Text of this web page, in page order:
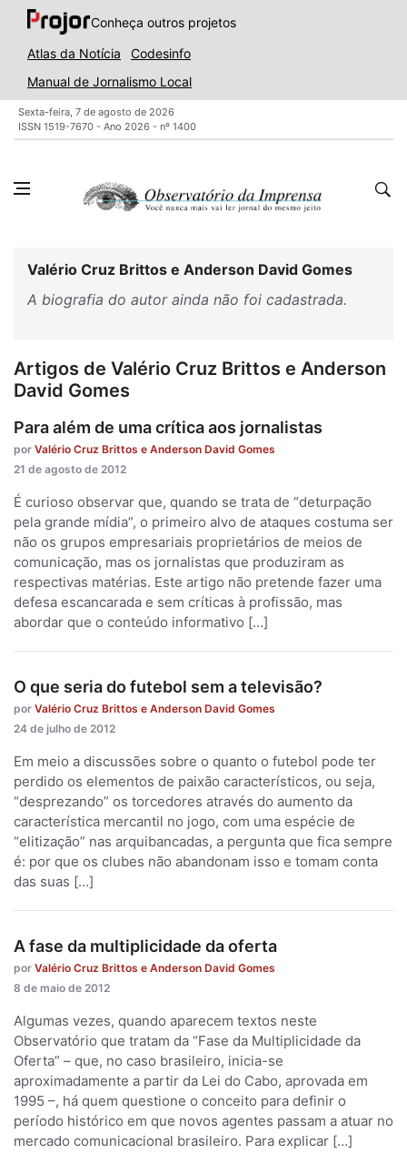
Conheça outros projetos
Atlas da Notícia
Codesinfo
Manual de Jornalismo Local
Sexta-feira, 7 de agosto de 2026
ISSN 1519-7670 - Ano 2026 - nº 1400
Valério Cruz Brittos e Anderson David Gomes
A biografia do autor ainda não foi cadastrada.
Artigos de Valério Cruz Brittos e Anderson
David Gomes
Para além de uma crítica aos jornalistas
por Valério Cruz Brittos e Anderson David Gomes
21 de agosto de 2012
É curioso observar que, quando se trata de “deturpação
pela grande mídia”, o primeiro alvo de ataques costuma ser
não os grupos empresariais proprietários de meios de
comunicação, mas os jornalistas que produziram as
respectivas matérias. Este artigo não pretende fazer uma
defesa escancarada e sem críticas à profissão, mas
abordar que o conteúdo informativo […]
O que seria do futebol sem a televisão?
por Valério Cruz Brittos e Anderson David Gomes
24 de julho de 2012
Em meio a discussões sobre o quanto o futebol pode ter
perdido os elementos de paixão característicos, ou seja,
“desprezando” os torcedores através do aumento da
característica mercantil no jogo, com uma espécie de
“elitização” nas arquibancadas, a pergunta que fica sempre
é: por que os clubes não abandonam isso e tomam conta
das suas […]
A fase da multiplicidade da oferta
por Valério Cruz Brittos e Anderson David Gomes
8 de maio de 2012
Algumas vezes, quando aparecem textos neste
Observatório que tratam da “Fase da Multiplicidade da
Oferta” – que, no caso brasileiro, inicia-se
aproximadamente a partir da Lei do Cabo, aprovada em
1995 –, há quem questione o conceito para definir o
período histórico em que novos agentes passam a atuar no
mercado comunicacional brasileiro. Para explicar […]